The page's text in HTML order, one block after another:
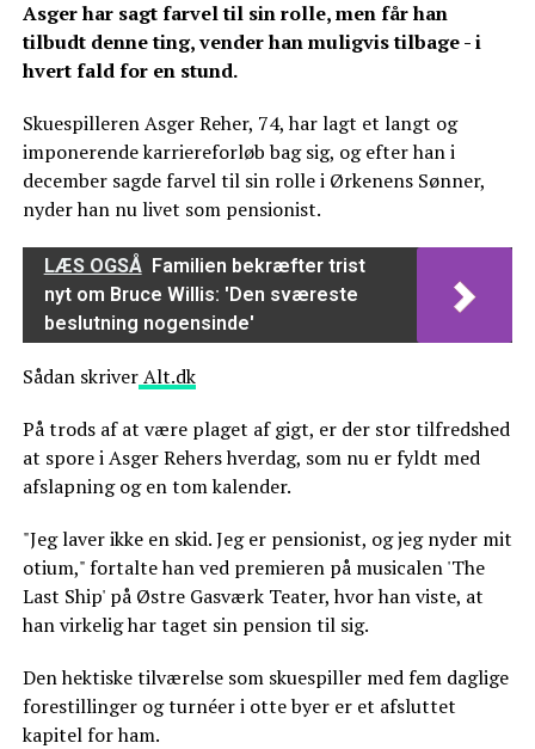
Asger har sagt farvel til sin rolle, men får han
tilbudt denne ting, vender han muligvis tilbage - i
hvert fald for en stund.
Skuespilleren Asger Reher, 74, har lagt et langt og
imponerende karriereforløb bag sig, og efter han i
december sagde farvel til sin rolle i Ørkenens Sønner,
nyder han nu livet som pensionist.
LÆS OGSÅ Familien bekræfter trist
nyt om Bruce Willis: 'Den sværeste
beslutning nogensinde'
Sådan skriverAlt.dk
På trods af at være plaget af gigt, er der stor tilfredshed
at spore i Asger Rehers hverdag, som nu er fyldt med
afslapning og en tom kalender.
"Jeg laver ikke en skid. Jeg er pensionist, og jeg nyder mit
otium," fortalte han ved premieren på musicalen 'The
Last Ship' på Østre Gasværk Teater, hvor han viste, at
han virkelig har taget sin pension til sig.
Den hektiske tilværelse som skuespiller med fem daglige
forestillinger og turnéer i otte byer er et afsluttet
kapitel for ham.